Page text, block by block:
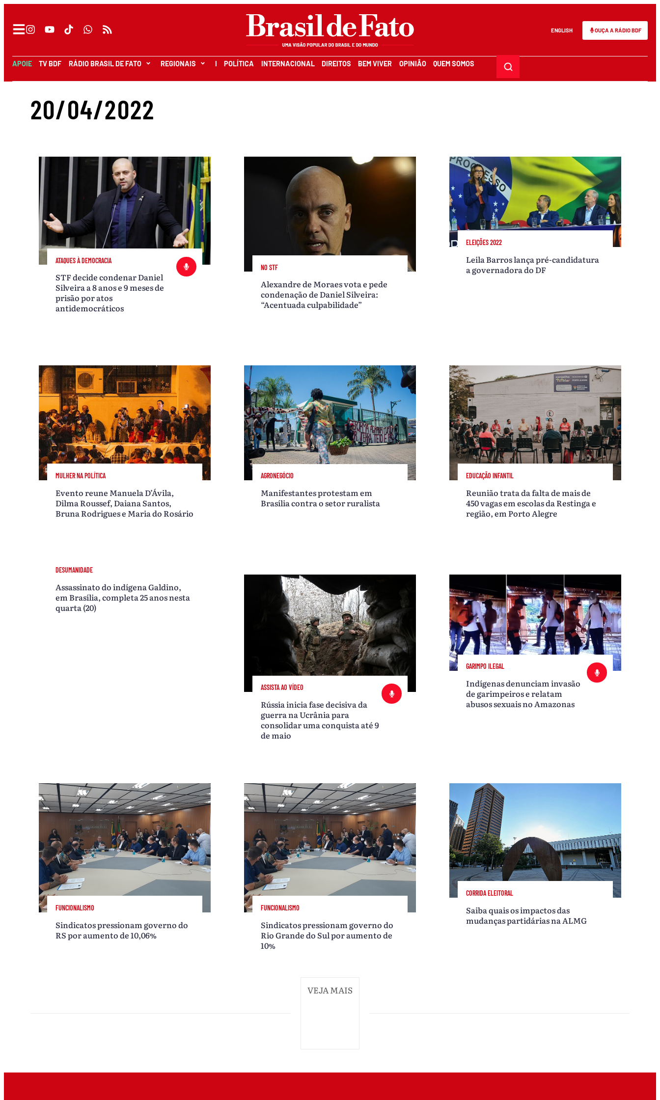
ENGLISH OUÇA A RÁDIO BDF
APOIE TV BDF RÁDIO BRASIL DE FATO REGIONAIS I POLÍTICA INTERNACIONAL DIREITOS BEM VIVER OPINIÃO QUEM SOMOS
20/04/2022
ATAQUES À DEMOCRACIA
STF decide condenar Daniel
Silveira a 8 anos e 9 meses de
prisão por atos
antidemocráticos
NO STF
Alexandre de Moraes vota e pede
condenação de Daniel Silveira:
“Acentuada culpabilidade”
ELEIÇÕES 2022
Leila Barros lança pré-candidatura
a governadora do DF
MULHER NA POLÍTICA
Evento reune Manuela D’Ávila,
Dilma Roussef, Daiana Santos,
Bruna Rodrigues e Maria do Rosário
AGRONEGÓCIO
Manifestantes protestam em
Brasília contra o setor ruralista
EDUCAÇÃO INFANTIL
Reunião trata da falta de mais de
450 vagas em escolas da Restinga e
região, em Porto Alegre
DESUMANIDADE
Assassinato do indígena Galdino,
em Brasília, completa 25 anos nesta
quarta (20)
ASSISTA AO VÍDEO
Rússia inicia fase decisiva da
guerra na Ucrânia para
consolidar uma conquista até 9
de maio
GARIMPO ILEGAL
Indígenas denunciam invasão
de garimpeiros e relatam
abusos sexuais no Amazonas
FUNCIONALISMO
Sindicatos pressionam governo do
RS por aumento de 10,06%
FUNCIONALISMO
Sindicatos pressionam governo do
Rio Grande do Sul por aumento de
10%
CORRIDA ELEITORAL
Saiba quais os impactos das
mudanças partidárias na ALMG
VEJA MAIS